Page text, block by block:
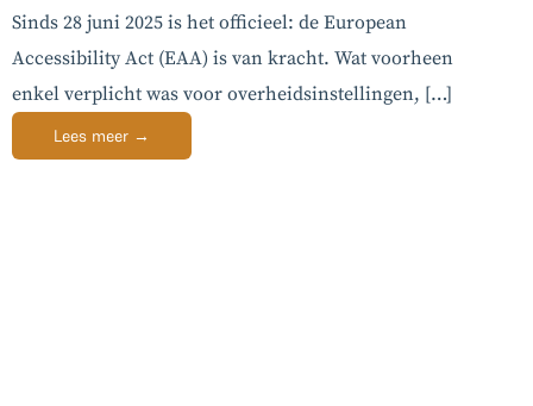
Sinds 28 juni 2025 is het officieel: de European
Accessibility Act (EAA) is van kracht. Wat voorheen
enkel verplicht was voor overheidsinstellingen, […]
Lees meer →